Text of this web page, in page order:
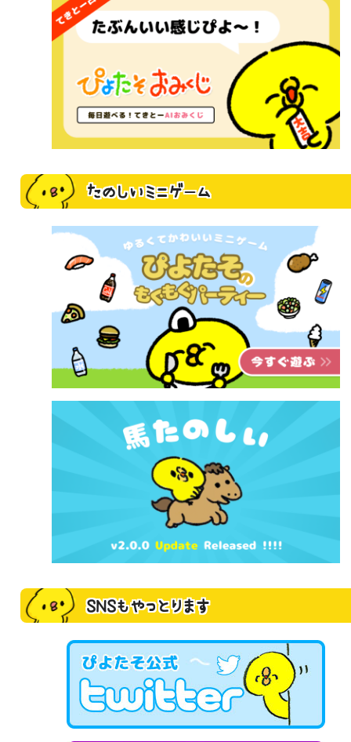
たのしいミニゲーム
SNSもやっとります